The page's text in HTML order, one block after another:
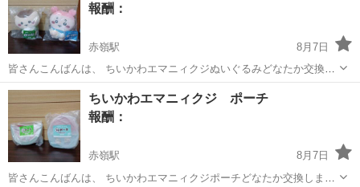
報酬：
赤嶺駅
8月7日
皆さんこんばんは、 ちいかわエマニィクジぬいぐるみどなたか交換し
ませんか？ (求)ちいかわ、ハチワレ、うさぎ、ラッコ またはちいかわ
の風鈴🎐欲しいです (譲) ①くりまんじゅう ②古本屋(カニちゃん) どな
た...
沖縄 糸満市 赤嶺駅 交換したい ハチワレ
ちいかわエマニィクジ ポーチ
報酬：
赤嶺駅
8月7日
皆さんこんばんは、 ちいかわエマニィクジポーチどなたか交換しませ